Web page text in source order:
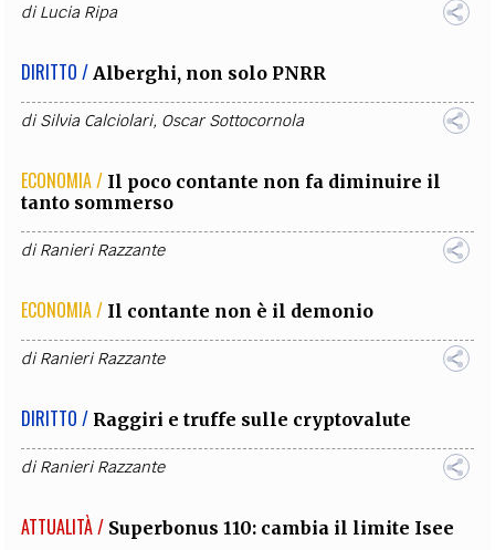
diLucia Ripa
DIRITTO / Alberghi, non solo PNRR
diSilvia Calciolari, Oscar Sottocornola
ECONOMIA / Il poco contante non fa diminuire il
tanto sommerso
diRanieri Razzante
ECONOMIA / Il contante non è il demonio
diRanieri Razzante
DIRITTO / Raggiri e truffe sulle cryptovalute
diRanieri Razzante
ATTUALITÀ / Superbonus 110: cambia il limite Isee